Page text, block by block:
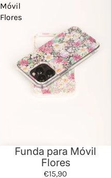
Móvil
Flores
Funda para Móvil
Flores
€15,90